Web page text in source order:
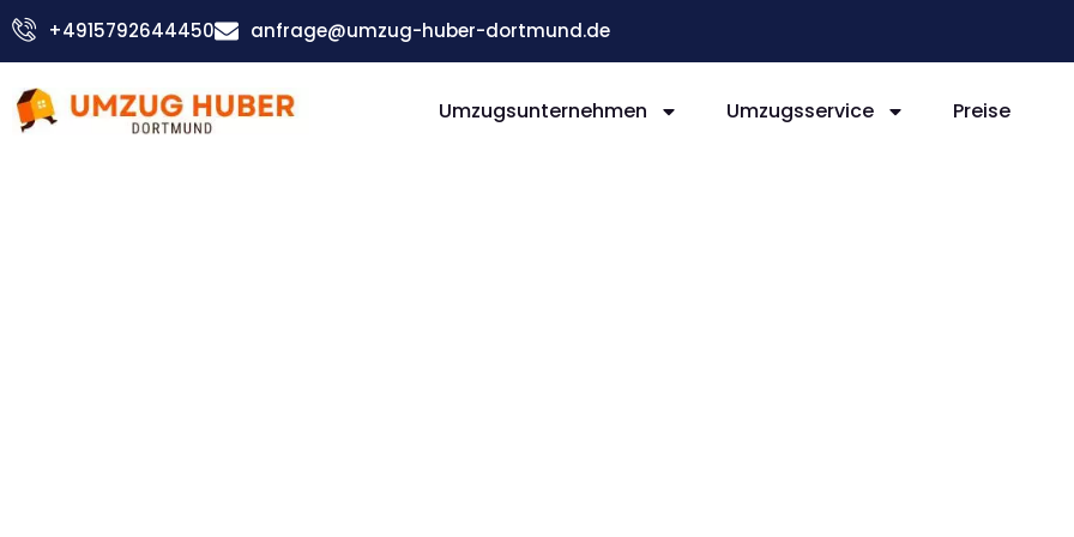
Zum
Inhalt
+4915792644450 anfrage@umzug-huber-dortmund.de
Umzugsunternehmen Umzugsservice Preise